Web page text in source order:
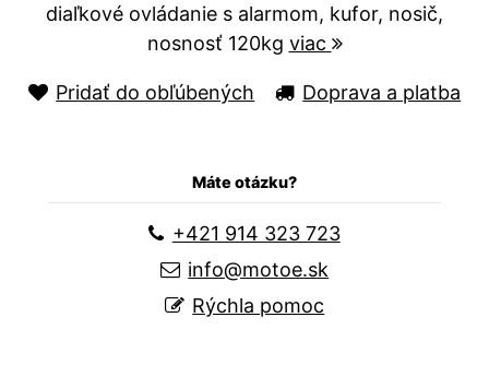
diaľkové ovládanie s alarmom, kufor, nosič,
nosnosť 120kg viac
Pridať do obľúbených Doprava a platba
Máte otázku?
+421 914 323 723
info@motoe.sk
Rýchla pomoc